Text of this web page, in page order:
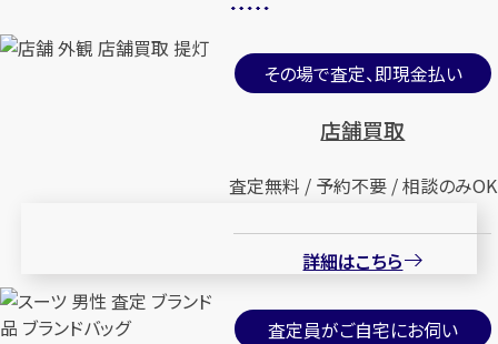
その場で査定、即現金払い
店舗買取
査定無料 / 予約不要 / 相談のみOK
詳細はこちら
査定員がご自宅にお伺い